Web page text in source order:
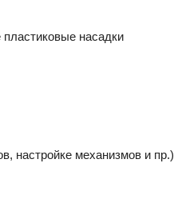
насадки
настройке механизмов и пр.)